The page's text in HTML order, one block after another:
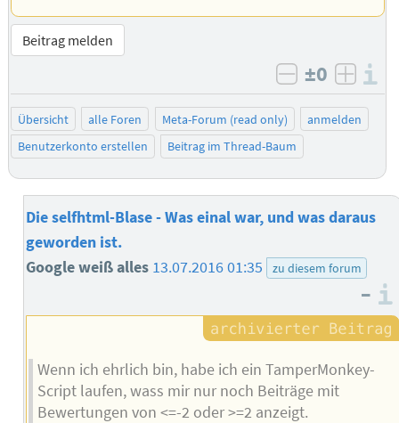
Beitrag melden
negativ
±0
Übersicht alle Foren Meta-Forum (read only)
anmelden
Benutzerkonto erstellen
Beitrag im Thread-Baum
Die selfhtml-Blase - Was einal war, und was daraus
geworden ist.
Google weiß alles 13.07.2016 01:35 zu diesem forum
–
Wenn ich ehrlich bin, habe ich ein TamperMonkey-
Script laufen, wass mir nur noch Beiträge mit
Bewertungen von <=-2 oder >=2 anzeigt.